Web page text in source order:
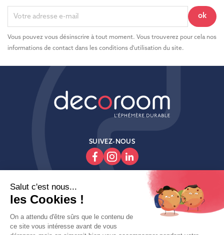
Vous pouvez vous désinscrire à tout moment. Vous trouverez pour cela nos
informations de contact dans les conditions d'utilisation du site.
SUIVEZ-NOUS
Produits 
Decoroom